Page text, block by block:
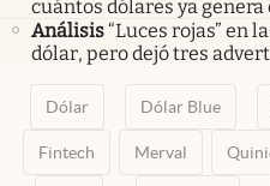
cuántos dólares ya
Análisis“Luces rojas” en
dólar, pero dejó tres
Dólar Dólar Blue
Fintech Merval